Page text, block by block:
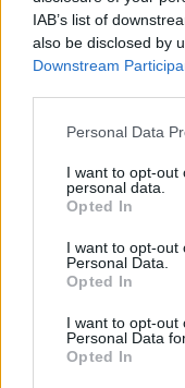
IAB’s list of
also be disclosed by
Downstream
Personal Data
I want to opt-out
personal data.
Opted In
I want to opt-out
Personal Data.
Opted In
I want to opt-out
Personal Data
Opted In
Sutinku su